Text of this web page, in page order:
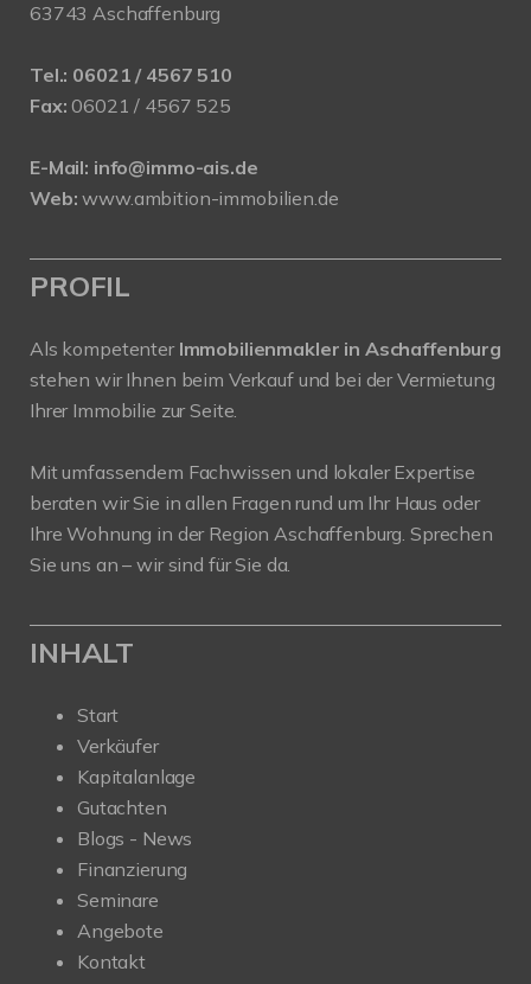
63743 Aschaffenburg
Tel.: 06021 / 4567 510
Fax: 06021 / 4567 525
E-Mail: info@immo-ais.de
Web: www.ambition-immobilien.de
PROFIL
Als kompetenter Immobilienmakler in Aschaffenburg
stehen wir Ihnen beim Verkauf und bei der Vermietung
Ihrer Immobilie zur Seite.
Mit umfassendem Fachwissen und lokaler Expertise
beraten wir Sie in allen Fragen rund um Ihr Haus oder
Ihre Wohnung in der Region Aschaffenburg. Sprechen
Sie uns an – wir sind für Sie da.
INHALT
Start
Verkäufer
Kapitalanlage
Gutachten
Blogs - News
Finanzierung
Seminare
Angebote
Kontakt